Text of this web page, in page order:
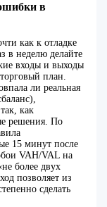
в
как к отладке
в неделю делайте
входы и выходы
план.
ли реальная
как
решения. По
15 минут после
VAH/VAL на
более двух
позволяет из
сделать